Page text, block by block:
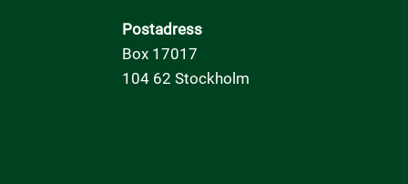
Postadress
Box 17017
104 62 Stockholm